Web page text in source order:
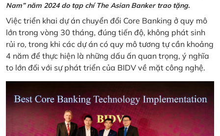
Nam” năm 2024 do tạp chí The Asian Banker trao tặng.
Việc triển khai dự án chuyển đổi Core Banking ở quy mô
lớn trong vòng 30 tháng, đúng tiến độ, không phát sinh
rủi ro, trong khi các dự án có quy mô tương tự cần khoảng
4 năm để thực hiện là những dấu ấn quan trọng, ý nghĩa
to lớn đối với sự phát triển của BIDV về mặt công nghệ.